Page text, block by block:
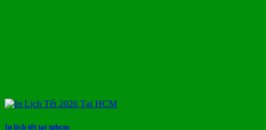
In lịch tết tại tphcm